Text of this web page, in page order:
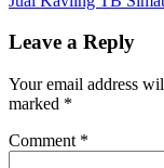
navigation
Leave a Reply
Your email address
marked *
Comment *